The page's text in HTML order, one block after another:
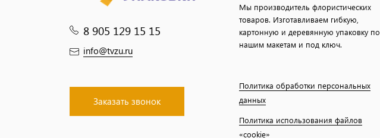
8 905 129 15 15
info@tvzu.ru
Заказать звонок
Мы производитель флористических
товаров. Изготавливаем гибкую,
картонную и деревянную упаковку по
нашим макетам и под ключ.
Политика обработки персональных
данных
Политика использования файлов
«cookie»